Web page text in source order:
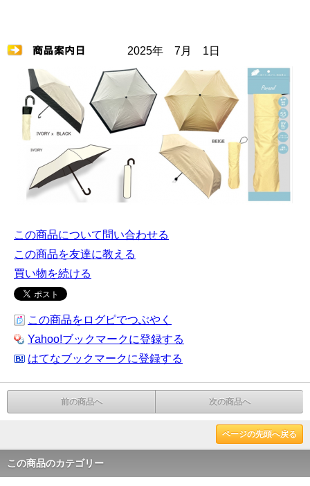
2025年 7月 1日
この商品について問い合わせる
この商品を友達に教える
買い物を続ける
この商品をログピでつぶやく
Yahoo!ブックマークに登録する
はてなブックマークに登録する
前の商品へ 次の商品へ
ページの先頭へ戻る
この商品のカテゴリー